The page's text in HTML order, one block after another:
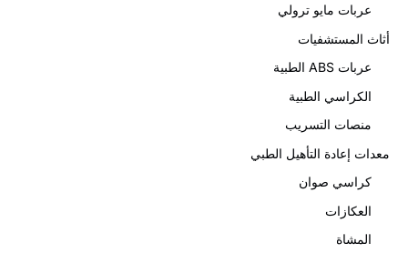
عربات مايو ترولي
المستشفيات
عربات ABS الطبية
الكراسي الطبية
منصات التسريب
إعادة التأهيل الطبي
كراسي صوان
العكازات
المشاة